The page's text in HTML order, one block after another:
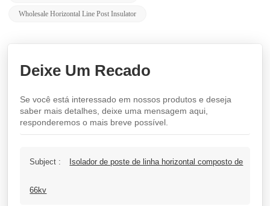
Wholesale Horizontal Line Post Insulator
Deixe Um Recado
Se você está interessado em nossos produtos e deseja
saber mais detalhes, deixe uma mensagem aqui,
responderemos o mais breve possível.
Subject : Isolador de poste de linha horizontal composto de
66kv